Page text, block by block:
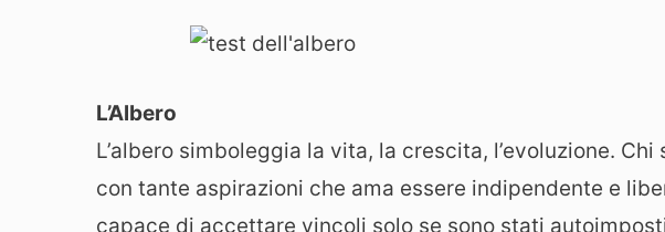
L’Albero
L’albero simboleggia la vita, la crescita, l’evoluzione.
con tante aspirazioni che ama essere indipendente e
capace di accettare vincoli solo se sono stati